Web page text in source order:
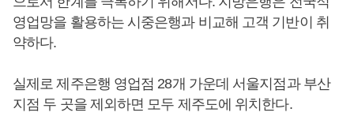
영업망을 활용하는 시중은행과 비교해 고객 기반이 취
약하다.
실제로 제주은행 영업점 28개 가운데 서울지점과 부산
지점 두 곳을 제외하면 모두 제주도에 위치한다.